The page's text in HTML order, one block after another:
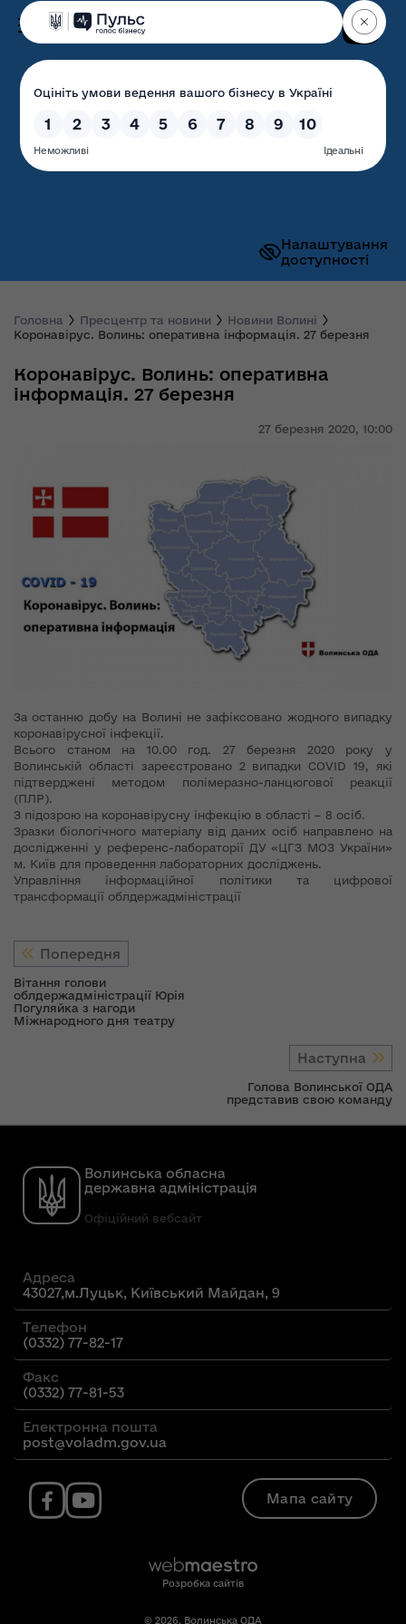
Налаштування
доступності
Волинська обласна
державна адміністрація
Головна Пресцентр та новини
Новини Волині
Коронавірус. Волинь: оперативна інформація. 27 березня
27 березня 2020, 10:00
Коронавірус. Волинь: оперативна
інформація. 27 березня
За останню добу на Волині не зафіксовано жодного випадку
коронавірусної інфекції.
Всього станом на 10.00 год. 27 березня 2020 року у
Волинській області зареєстровано 2 випадки COVID 19, які
підтверджені методом полімеразно-ланцюгової реакції
(ПЛР).
З підозрою на коронавірусну інфекцію в області – 8 осіб.
Зразки біологічного матеріалу від даних осіб направлено на
дослідженні у референс-лабораторії ДУ «ЦГЗ МОЗ України»
м. Київ для проведення лабораторних досліджень.
Управління інформаційної політики та цифрової
трансформації облдержадміністрації
Попередня
Вітання голови
облдержадміністрації Юрія
Погуляйка з нагоди
Міжнародного дня театру
Наступна
Голова Волинської ОДА
представив свою команду
Волинська обласна
державна адміністрація
Офіційний вебсайт
Адреса
43027,м.Луцьк, Київський Майдан, 9
Телефон
(0332) 77-82-17
Факс
(0332) 77-81-53
Електронна пошта
post@voladm.gov.ua
Мапа сайту
Розробка сайтів
© 2026. Волинська ОДА